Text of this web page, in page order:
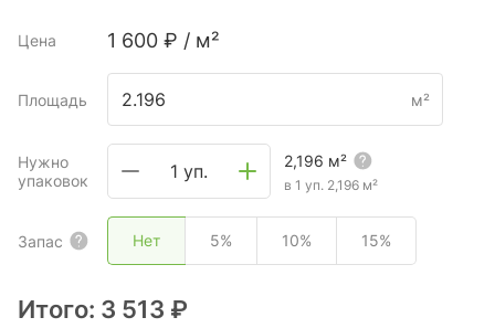
Цена 1 600 ₽ / м²
Площадь м²
Нужно
упаковок
1 уп. 2,196 м²
в 1 уп. 2,196 м²
Запас Нет 5% 10% 15%
Итого: 3 513 ₽